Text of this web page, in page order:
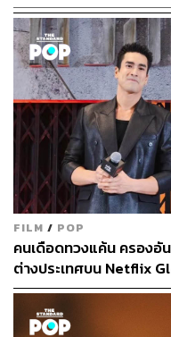
ในระหว่างนั้นเองถึงซีรี
มันไม่ได้ทอดทิ้งวิธีการ
Dungeonแบ่งความก้ำกึ่ง
และความบันเทิงไปพร้อ
สำเร็จอย่างยิ่งยวดในส่ว
ถึงวัตถุดิบในการทำอาห
ระทบต่อท้องไส้ของคนดู
คือ เมนูที่ปรากฏตามท้อง
อย่าง TRIGGER ถึงขั้
เชียลด้วย
FILM / POP
คนเดือดทวงแค้น ครอง
ต่างประเทศบน Netflix